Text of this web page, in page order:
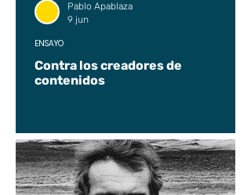
Contra los creadores de
contenidos
ENSAYO
Pablo Apablaza
9 jun